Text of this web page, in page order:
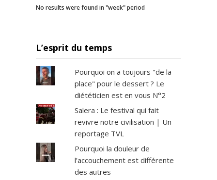
No results were found in "week" period
L’esprit du temps
Pourquoi on a toujours "de la
place" pour le dessert ? Le
diététicien est en vous N°2
Salera : Le festival qui fait
revivre notre civilisation | Un
reportage TVL
Pourquoi la douleur de
l’accouchement est différente
des autres